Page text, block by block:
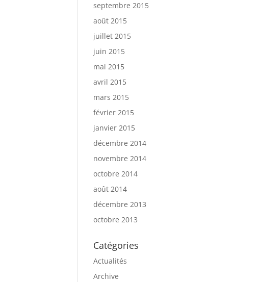
septembre 2015
août 2015
juillet 2015
juin 2015
mai 2015
avril 2015
mars 2015
février 2015
janvier 2015
décembre 2014
novembre 2014
octobre 2014
août 2014
décembre 2013
octobre 2013
Catégories
Actualités
Archive